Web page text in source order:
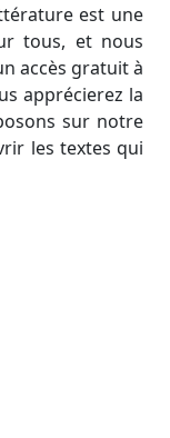
est une
tous, et nous
accès gratuit à
apprécierez la
sur notre
les textes qui